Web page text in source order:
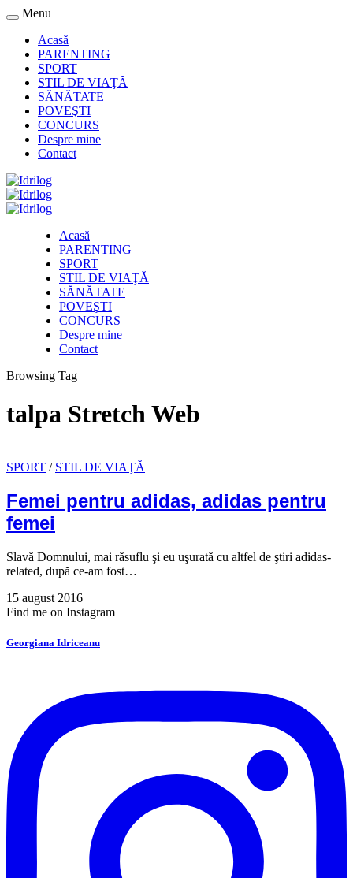
Menu
Acasă
PARENTING
SPORT
STIL DE VIAŢĂ
SĂNĂTATE
POVEŞTI
CONCURS
Despre mine
Contact
Acasă
PARENTING
SPORT
STIL DE VIAŢĂ
SĂNĂTATE
POVEŞTI
CONCURS
Despre mine
Contact
Browsing Tag
talpa Stretch Web
SPORT / STIL DE VIAŢĂ
Femei pentru adidas, adidas pentru
femei
Slavă Domnului, mai răsuflu şi eu uşurată cu altfel de ştiri adidas-
related, după ce-am fost…
15 august 2016
Find me on Instagram
Georgiana Idriceanu